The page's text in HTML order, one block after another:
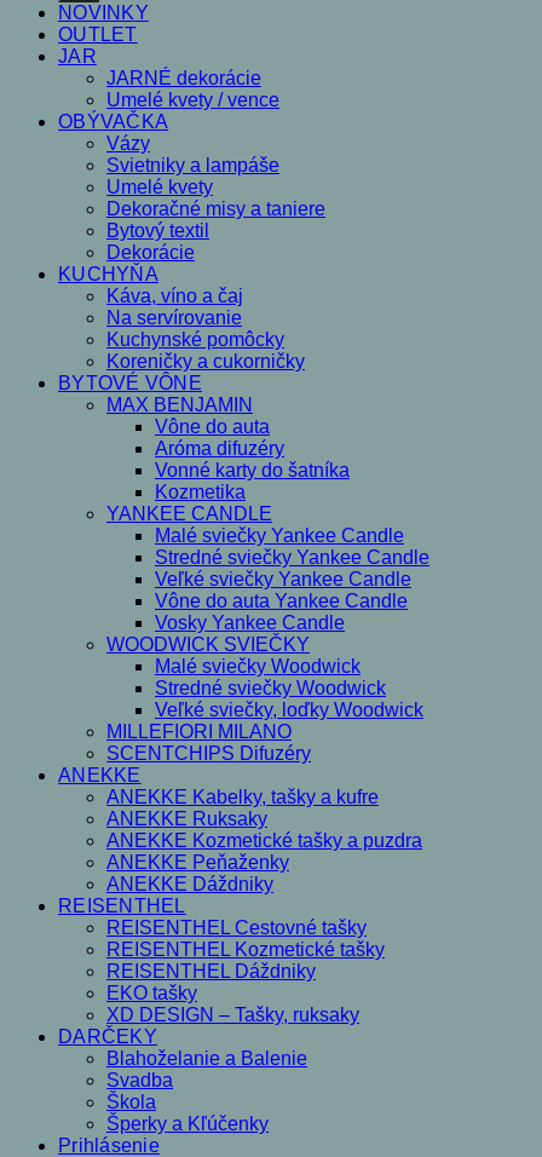
NOVINKY
OUTLET
JAR
JARNÉ dekorácie
Umelé kvety / vence
OBÝVAČKA
Vázy
Svietniky a lampáše
Umelé kvety
Dekoračné misy a taniere
Bytový textil
Dekorácie
KUCHYŇA
Káva, víno a čaj
Na servírovanie
Kuchynské pomôcky
Koreničky a cukorničky
BYTOVÉ VÔNE
MAX BENJAMIN
Vône do auta
Aróma difuzéry
Vonné karty do šatníka
Kozmetika
YANKEE CANDLE
Malé sviečky Yankee Candle
Stredné sviečky Yankee Candle
Veľké sviečky Yankee Candle
Vône do auta Yankee Candle
Vosky Yankee Candle
WOODWICK SVIEČKY
Malé sviečky Woodwick
Stredné sviečky Woodwick
Veľké sviečky, loďky Woodwick
MILLEFIORI MILANO
SCENTCHIPS Difuzéry
ANEKKE
ANEKKE Kabelky, tašky a kufre
ANEKKE Ruksaky
ANEKKE Kozmetické tašky a puzdra
ANEKKE Peňaženky
ANEKKE Dáždniky
REISENTHEL
REISENTHEL Cestovné tašky
REISENTHEL Kozmetické tašky
REISENTHEL Dáždniky
EKO tašky
XD DESIGN – Tašky, ruksaky
DARČEKY
Blahoželanie a Balenie
Svadba
Škola
Šperky a Kľúčenky
Prihlásenie